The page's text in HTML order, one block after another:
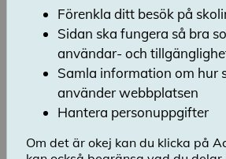
Publicerad: 9 juni 2025
Förskolan
Lyssna
Förskolan har positiva
utveckling och välmående
för att lyckas i skolan. På den
Förenkla ditt besök på
Sidan ska fungera så bra
användar- och
Samla information om hur
använder webbplatsen
Hantera personuppgifter
Om det är okej kan du klicka på